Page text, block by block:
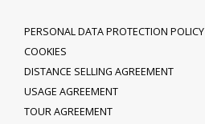
PERSONAL DATA PROTECTION POLICY
COOKIES
DISTANCE SELLING AGREEMENT
USAGE AGREEMENT
TOUR AGREEMENT